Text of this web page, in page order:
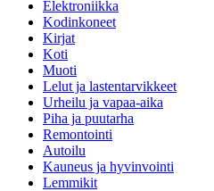
Elektroniikka
Kodinkoneet
Kirjat
Koti
Muoti
Lelut ja lastentarvikkeet
Urheilu ja vapaa-aika
Piha ja puutarha
Remontointi
Autoilu
Kauneus ja hyvinvointi
Lemmikit